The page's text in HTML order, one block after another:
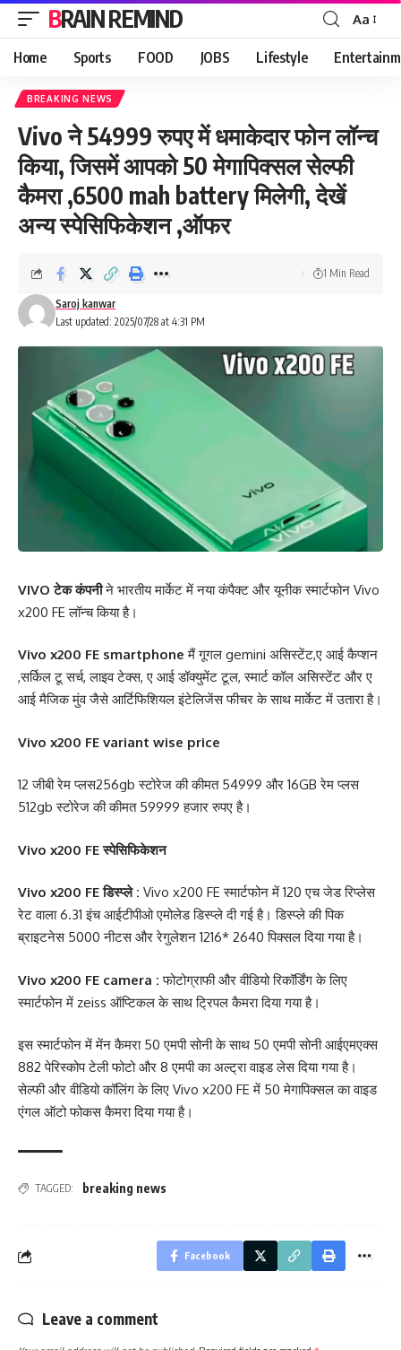
BRAIN REMIND
Font
Resizer
Aa
Home Sports FOOD JOBS Lifestyle
BREAKING NEWS
Vivo ने 54999 रुपए में धमाकेदार फोन लॉन्च
किया, जिसमें आपको 50 मेगापिक्सल सेल्फी
कैमरा ,6500 mah battery मिलेगी, देखें
अन्य स्पेसिफिकेशन ,ऑफर
Last updated: 2025/07/28 at 4:31 PM
Saroj kanwar
1 Min Read
VIVO टेक कंपनीने भारतीय मार्केट में नया कंपैक्ट और यूनीक स्मार्टफोन Vivo
x200 FE लॉन्च किया है।
Vivo x200 FE smartphoneमैं गूगल gemini असिस्टेंट,ए आई कैप्शन
,सर्किल टू सर्च, लाइव टेक्स, ए आई डॉक्युमेंट टूल, स्मार्ट कॉल असिस्टेंट और ए
आई मैजिक मुंव जैसे आर्टिफिशियल इंटेलिजेंस फीचर के साथ मार्केट में उतारा है।
Vivo x200 FE variant wise price
12 जीबी रेम प्लस256gb स्टोरेज की कीमत 54999 और 16GB रेम प्लस
512gb स्टोरेज की कीमत 59999 हजार रुपए है।
Vivo x200 FE स्पेसिफिकेशन
Vivo x200 FE डिस्प्ले : Vivo x200 FE स्मार्टफोन में 120 एच जेड रिप्लेस
रेट वाला 6.31 इंच आईटीपीओ एमोलेड डिस्प्ले दी गई है। डिस्प्ले की पिक
ब्राइटनेस 5000 नीटस और रेगुलेशन 1216* 2640 पिक्सल दिया गया है।
Vivo x200 FE camera :फोटोग्राफी और वीडियो रिकॉर्डिंग के लिए
स्मार्टफोन में zeiss ऑप्टिकल के साथ ट्रिपल कैमरा दिया गया है।
इस स्मार्टफोन में मेंन कैमरा 50 एमपी सोनी के साथ 50 एमपी सोनी आईएमएक्स
882 पेरिस्कोप टेली फोटो और 8 एमपी का अल्ट्रा वाइड लेस दिया गया है।
सेल्फी और वीडियो कॉलिंग के लिए Vivo x200 FE में 50 मेगापिक्सल का वाइड
एंगल ऑटो फोकस कैमरा दिया गया है।
TAGGED: breaking news
Facebook
Leave a comment